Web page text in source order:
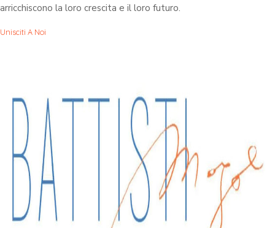
arricchiscono la loro crescita e il loro futuro.
Unisciti A Noi